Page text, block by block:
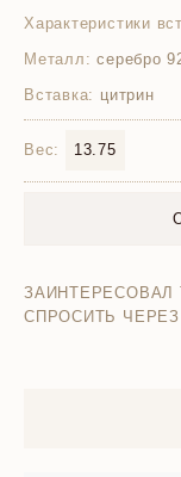
Характеристики
Металл: серебро
Вставка: цитрин
Вес: 13.75
ЗАИНТЕРЕСОВАЛ
СПРОСИТЬ ЧЕРЕЗ